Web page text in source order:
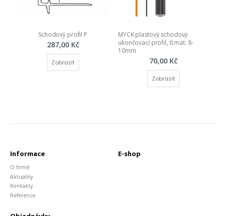
Schodový profil P
287,00 Kč
Zobrazit
MYCK plastový schodový
ukončovací profil, tl.mat. 8-
10mm
70,00 Kč
Zobrazit
Informace
O firmě
Aktuality
Kontakty
Reference
E-shop